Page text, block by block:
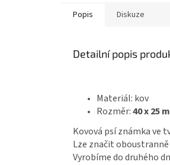
Popis Diskuze
Detailní popis
Materiál: kov
Rozměr:40 x 25
Kovová psí známka ve
Lze značit
Vyrobíme do druhého